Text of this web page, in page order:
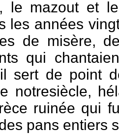
le mazout et
les années
de misère,
qui
sert de point
notresiècle,
ruinée qui
pans entiers